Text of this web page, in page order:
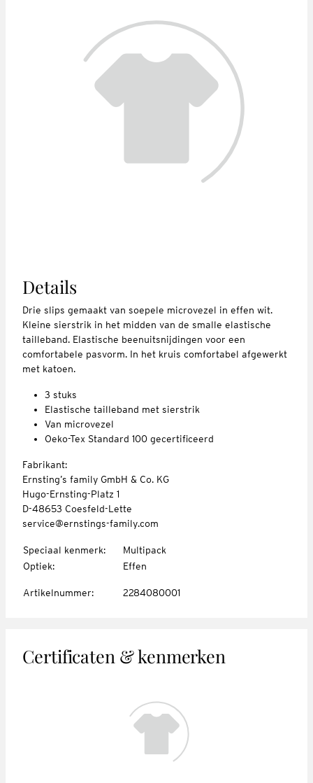
Details
Drie slips gemaakt van soepele microvezel in effen wit.
Kleine sierstrik in het midden van de smalle elastische
tailleband. Elastische beenuitsnijdingen voor een
comfortabele pasvorm. In het kruis comfortabel afgewerkt
met katoen.
3 stuks
Elastische tailleband met sierstrik
Van microvezel
Oeko-Tex Standard 100 gecertificeerd
Fabrikant:
Ernsting’s family GmbH & Co. KG
Hugo-Ernsting-Platz 1
D-48653 Coesfeld-Lette
service@ernstings-family.com
Speciaal kenmerk:
Multipack
Optiek: Effen
Artikelnummer: 2284080001
Certificaten & kenmerken